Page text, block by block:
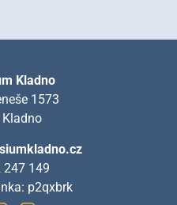
Kladno
1573
247 149
p2qxbrk